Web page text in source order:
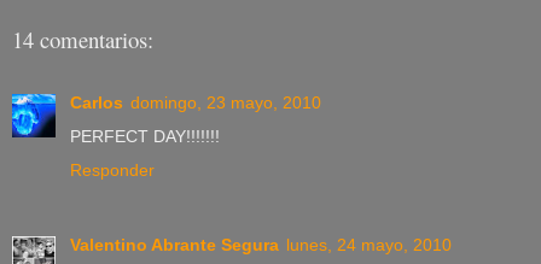
14 comentarios:
Carlos domingo, 23 mayo, 2010
PERFECT DAY!!!!!!!
Responder
Valentino Abrante Segura lunes, 24 mayo, 2010